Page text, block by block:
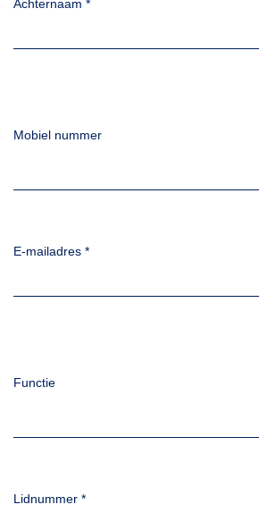
Achternaam *
Mobiel nummer
E-mailadres *
Functie
Lidnummer *